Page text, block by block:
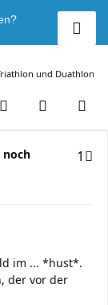
und Duathlon
noch
1
im ... *hust*.
der vor der